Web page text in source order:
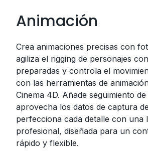
Animación
Crea animaciones precisas con
agiliza el rigging de personajes
preparadas y controla el
con las herramientas de
Cinema 4D. Añade seguimiento
aprovecha los datos de captura
perfecciona cada detalle con una
profesional, diseñada para un
rápido y flexible.